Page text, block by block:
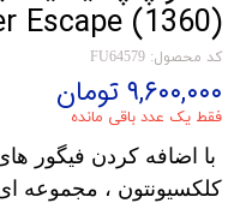
Escape (1360)
کد محصول: FU64579
۹,۶۰۰,۰۰۰ تومان
فقط یک عدد باقی مانده
با اضافه کردن فیگور
کلکسیونتون ، مجموعه